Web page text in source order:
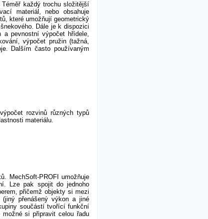
každý trochu složitější
materiál, nebo obsahuje
které umožňují geometrický
Dále je k dispozici
a pevnostní výpočet hřídele,
výpočet pružin (tažná,
Dalším často používaným
rozvinů různých typů
materiálu.
MechSoft-PROFI umožňuje
Lze pak spojit do jednoho
přičemž objekty si mezi
(jiný přenášený výkon a jiné
součástí tvořící funkční
si připravit celou řadu